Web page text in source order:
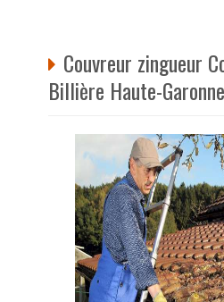
Couvreur zingueur
Billière Haute-